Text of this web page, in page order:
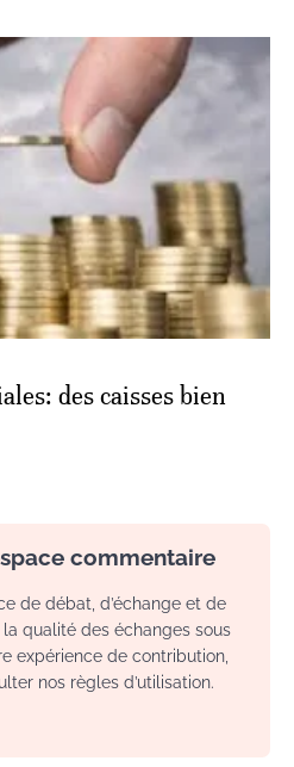
des caisses bien
commentaire
de débat, d’échange et de
qualité des échanges sous
expérience de contribution,
nos règles d’utilisation.